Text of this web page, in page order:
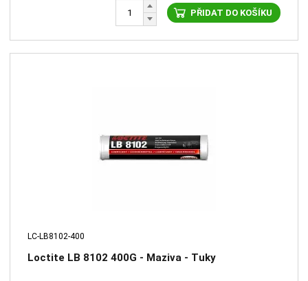
PŘIDAT DO KOŠÍKU
LC-LB8102-400
Loctite LB 8102 400G - Maziva - Tuky